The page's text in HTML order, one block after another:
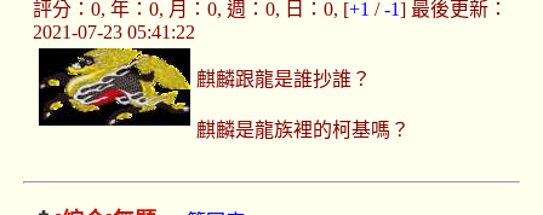
評分：0, 年：0, 月：0, 週：0, 日：0, [+1 /-1] 最後更新：
2021-07-23 05:41:22
麒麟跟龍是誰抄誰？
麒麟是龍族裡的柯基嗎？